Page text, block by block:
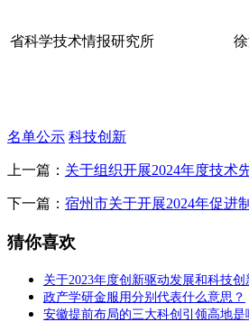
省科学技术情报研究所
名单公示 科技创新
上一篇： 关于组织开展2024年度技术
下一篇： 宿州市关于开展2024年促进
猜你喜欢
关于2023年度创新驱动发展和科技
政产学研金服用分别代表什么意思？
安徽提前布局的三大科创引领高地是